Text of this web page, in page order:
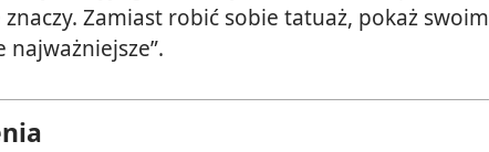
Zamiast robić sobie tatuaż, pokaż swoim
najważniejsze”.